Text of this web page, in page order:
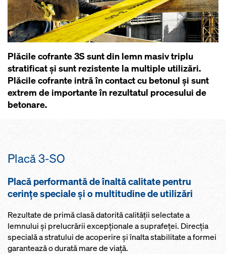
Plăcile cofrante 3S sunt din lemn masiv triplu
stratificat și sunt rezistente la multiple utilizări.
Plăcile cofrante intră în contact cu betonul și sunt
extrem de importante în rezultatul procesului de
betonare.
Placă 3-SO
Placă performantă de înaltă calitate pentru
cerinţe speciale şi o multitudine de utilizări
Rezultate de primă clasă datorită calităţii selectate a
lemnului şi prelucrării excepţionale a suprafeţei. Direcţia
specială a stratului de acoperire şi înalta stabilitate a formei
garantează o durată mare de viaţă.